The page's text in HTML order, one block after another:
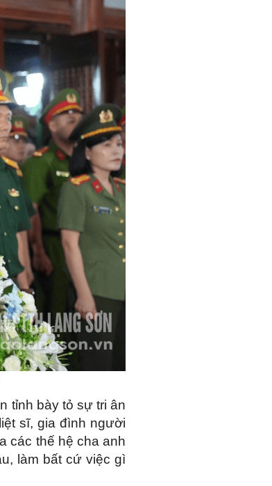
tỉnh bày tỏ sự tri ân
sĩ, gia đình người
các thế hệ cha anh
làm bất cứ việc gì